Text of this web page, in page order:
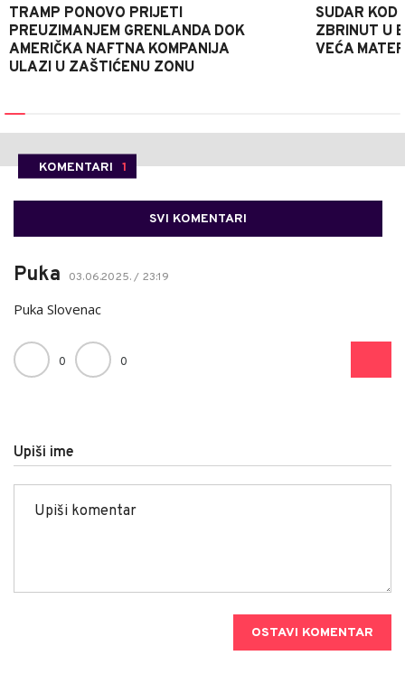
TRAMP PONOVO PRIJETI
PREUZIMANJEM GRENLANDA DOK
AMERIČKA NAFTNA KOMPANIJA
ULAZI U ZAŠTIĆENU ZONU
SUDAR KOD
ZBRINUT U
VEĆA
KOMENTARI 1
SVI KOMENTARI
Puka 03.06.2025. / 23:19
Puka Slovenac
0 0
Upiši ime
OSTAVI KOMENTAR